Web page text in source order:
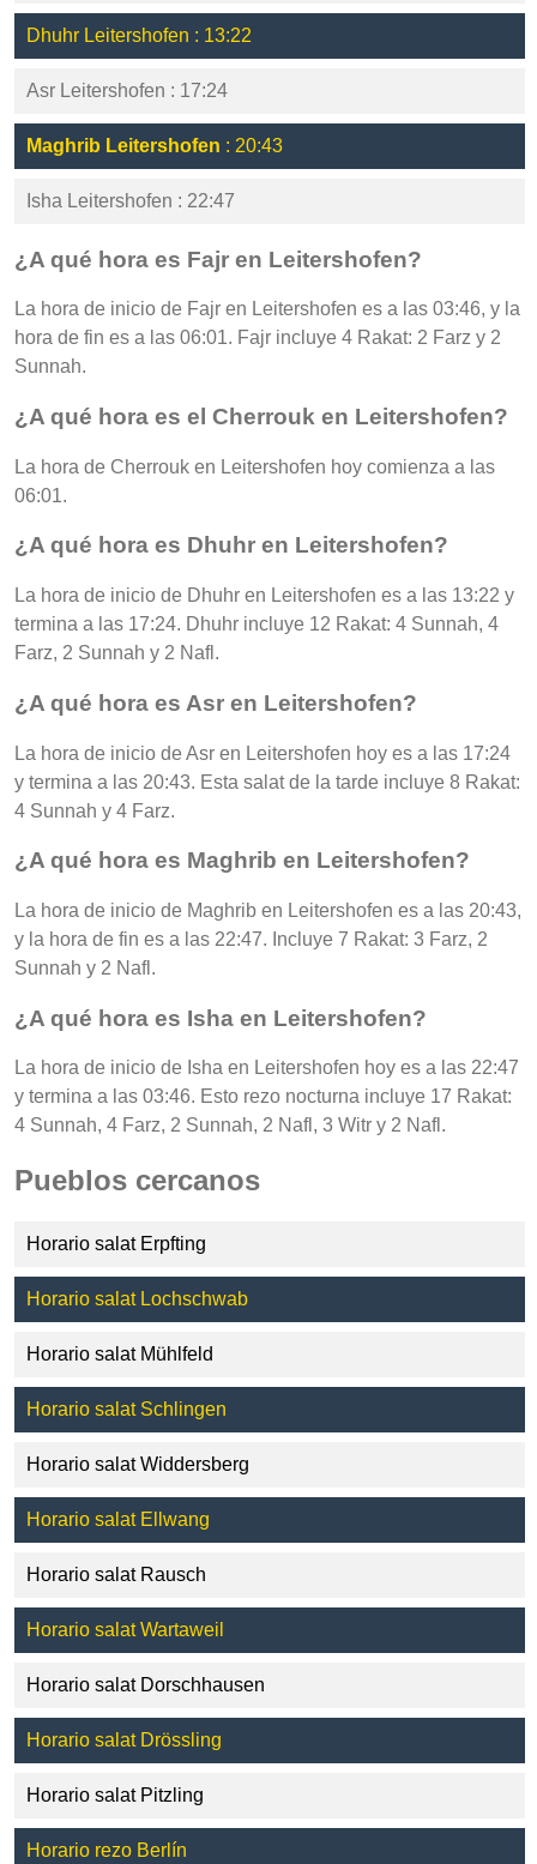
Dhuhr Leitershofen : 13:22
Asr Leitershofen : 17:24
Maghrib Leitershofen : 20:43
Isha Leitershofen : 22:47
¿A qué hora es Fajr en Leitershofen?
La hora de inicio de Fajr en Leitershofen es a las 03:46, y la
hora de fin es a las 06:01. Fajr incluye 4 Rakat: 2 Farz y 2
Sunnah.
¿A qué hora es el Cherrouk en Leitershofen?
La hora de Cherrouk en Leitershofen hoy comienza a las
06:01.
¿A qué hora es Dhuhr en Leitershofen?
La hora de inicio de Dhuhr en Leitershofen es a las 13:22 y
termina a las 17:24. Dhuhr incluye 12 Rakat: 4 Sunnah, 4
Farz, 2 Sunnah y 2 Nafl.
¿A qué hora es Asr en Leitershofen?
La hora de inicio de Asr en Leitershofen hoy es a las 17:24
y termina a las 20:43. Esta salat de la tarde incluye 8 Rakat:
4 Sunnah y 4 Farz.
¿A qué hora es Maghrib en Leitershofen?
La hora de inicio de Maghrib en Leitershofen es a las 20:43,
y la hora de fin es a las 22:47. Incluye 7 Rakat: 3 Farz, 2
Sunnah y 2 Nafl.
¿A qué hora es Isha en Leitershofen?
La hora de inicio de Isha en Leitershofen hoy es a las 22:47
y termina a las 03:46. Esto rezo nocturna incluye 17 Rakat:
4 Sunnah, 4 Farz, 2 Sunnah, 2 Nafl, 3 Witr y 2 Nafl.
Pueblos cercanos
Horario salat Erpfting
Horario salat Lochschwab
Horario salat Mühlfeld
Horario salat Schlingen
Horario salat Widdersberg
Horario salat Ellwang
Horario salat Rausch
Horario salat Wartaweil
Horario salat Dorschhausen
Horario salat Drössling
Horario salat Pitzling
Horario rezo Berlín